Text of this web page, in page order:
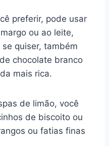
preferir, pode usar
ou ao leite,
quiser, também
chocolate branco
mais rica.
de limão, você
de biscoito ou
ou fatias finas